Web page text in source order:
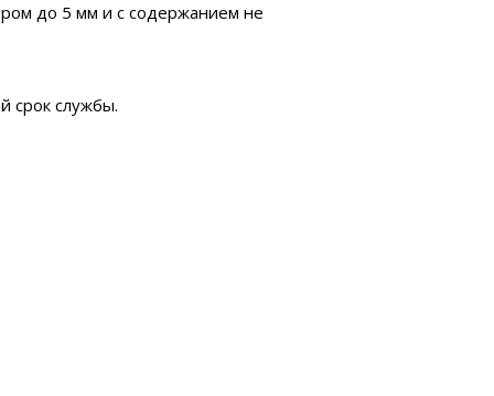
до 5 мм и с содержанием не
срок службы.